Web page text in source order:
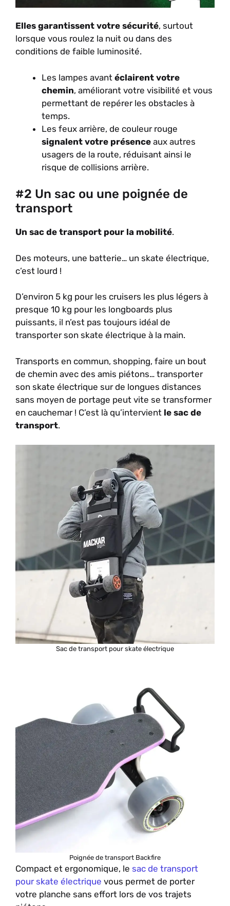
Elles garantissent votre sécurité, surtout
lorsque vous roulez la nuit ou dans des
conditions de faible luminosité.
Les lampes avant éclairent votre
chemin, améliorant votre visibilité et vous
permettant de repérer les obstacles à
temps.
Les feux arrière, de couleur rouge
signalent votre présence aux autres
usagers de la route, réduisant ainsi le
risque de collisions arrière.
#2 Un sac ou une poignée de
transport
Un sac de transport pour la mobilité.
Des moteurs, une batterie… un skate électrique,
c’est lourd !
D’environ 5 kg pour les cruisers les plus légers à
presque 10 kg pour les longboards plus
puissants, il n’est pas toujours idéal de
transporter son skate électrique à la main.
Transports en commun, shopping, faire un bout
de chemin avec des amis piétons… transporter
son skate électrique sur de longues distances
sans moyen de portage peut vite se transformer
en cauchemar ! C’est là qu’intervient le sac de
transport.
Sac de transport pour skate électrique
Poignée de transport Backfire
Compact et ergonomique, le sac de transport
pour skate électrique vous permet de porter
votre planche sans effort lors de vos trajets